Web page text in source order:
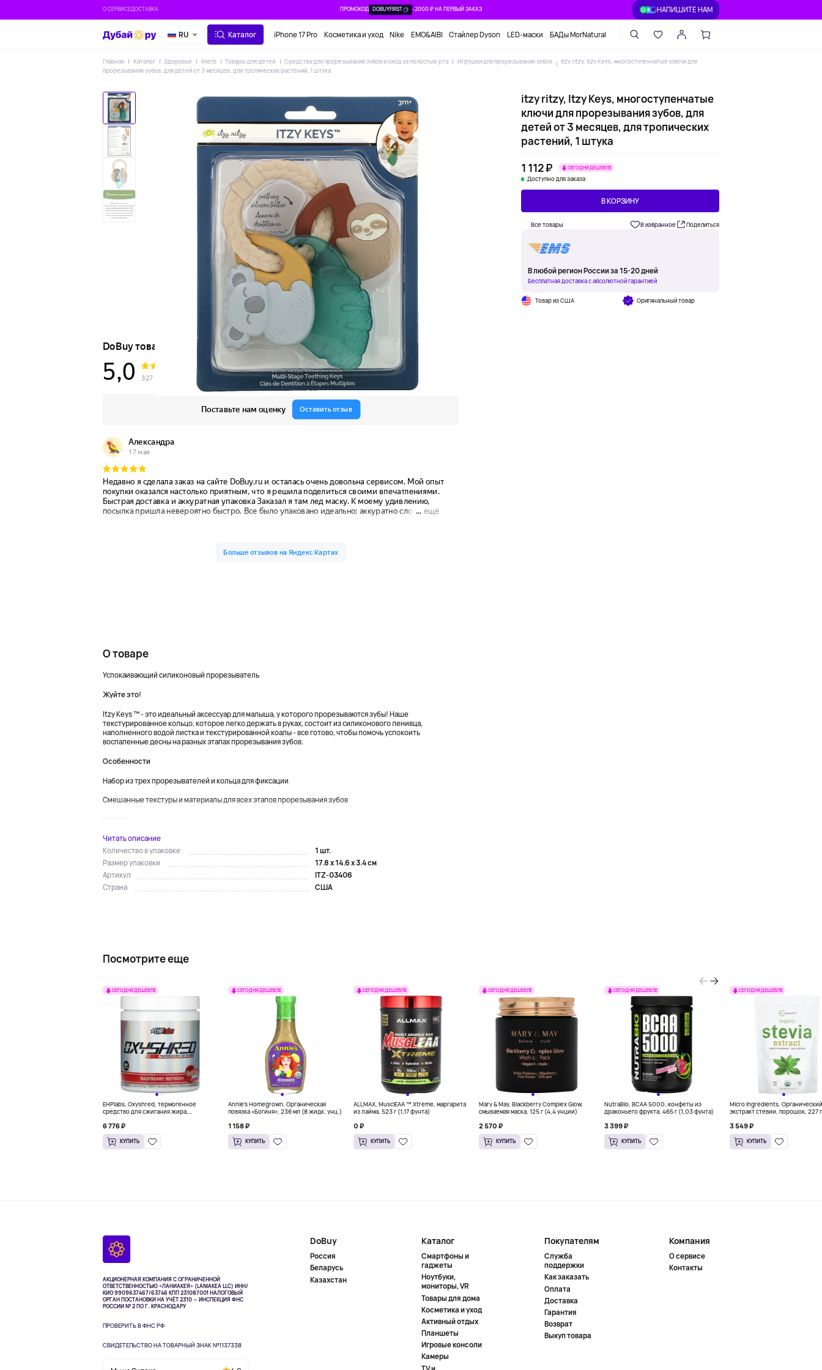
О СЕРВИСЕДОСТАВКА ПРОМОКОД DOBUYFIRST -2000 ₽ НА ПЕРВЫЙ ЗАКАЗ НАПИШИТЕ НАМ
RU Каталог iPhone 17 Pro Косметика и уход Nike EMO&AIBI Стайлер Dyson LED-маски БАДы MorNatural
Главная Каталог Здоровье IHerb Товары для детей Средства для прорезывания зубов и уход за полостью рта Игрушки для прорезывания зубов
itzy ritzy, Itzy Keys, многоступенчатые ключи для
прорезывания зубов, для детей от 3 месяцев, для тропических растений, 1 штука
itzy ritzy, Itzy Keys, многоступенчатые
ключи для прорезывания зубов, для
детей от 3 месяцев, для тропических
растений, 1 штука
1 112 ₽
СЕГОДНЯ ДЕШЕВЛЕ
Доступно для заказа
В КОРЗИНУ
Все товары В избранное Поделиться
В любой регион России за 15-20 дней
Бесплатная доставка с абсолютной гарантией
Товар из США Оригинальный товар
О товаре
Успокаивающий силиконовый прорезыватель
Жуйте это!
Itzy Keys ™ - это идеальный аксессуар для малыша, у которого прорезываются зубы! Наше
текстурированное кольцо, которое легко держать в руках, состоит из силиконового ленивца,
наполненного водой листка и текстурированной коалы - все готово, чтобы помочь успокоить
воспаленные десны на разных этапах прорезывания зубов.
Особенности
Набор из трех прорезывателей и кольца для фиксации
Смешанные текстуры и материалы для всех этапов прорезывания зубов
Храните ...
Читать описание
Количество в упаковке
1 шт.
Размер упаковки
17.8 x 14.6 x 3.4 см
Артикул
ITZ-03406
Страна
США
Посмотрите еще
СЕГОДНЯ ДЕШЕВЛЕ
EHPlabs, Oxyshred, термогенное
средство для сжигания жира,
унции)
6 776 ₽
КУПИТЬ
СЕГОДНЯ ДЕШЕВЛЕ
Annie's Homegrown, Органическая
повязка «Богиня», 236 мл (8 жидк. унц.)
1 158 ₽
КУПИТЬ
СЕГОДНЯ ДЕШЕВЛЕ
ALLMAX, MusclEAA ™ Xtreme, маргарита
из лайма, 523 г (1,17 фунта)
0 ₽
КУПИТЬ
СЕГОДНЯ ДЕШЕВЛЕ
Mary & May, Blackberry Complex Glow,
смываемая маска, 125 г (4,4 унции)
2 570 ₽
КУПИТЬ
СЕГОДНЯ ДЕШЕВЛЕ
NutraBio, BCAA 5000, конфеты из
драконьего фрукта, 465 г (1,03 фунта)
3 399 ₽
КУПИТЬ
СЕГОДНЯ ДЕШЕВЛЕ
Micro Ingredients, Органический
экстракт стевии, порошок, 227
3 549 ₽
КУПИТЬ
АКЦИОНЕРНАЯ КОМПАНИЯ С ОГРАНИЧЕННОЙ
ОТВЕТСТВЕННОСТЬЮ «ЛАНИАКЕЯ» (LANIAKEA LLC) ИНН/
КИО 9909637467/63746 КПП 231087001НАЛОГОВЫЙ
ОРГАН ПОСТАНОВКИ НА УЧЁТ 2310 — ИНСПЕКЦИЯ ФНС
РОССИИ № 2 ПО Г. КРАСНОДАРУ
ПРОВЕРИТЬ В ФНС РФ
СВИДЕТЕЛЬСТВО НА ТОВАРНЫЙ ЗНАК №1137338
DoBuy
Россия
Беларусь
Казахстан
Каталог
Смартфоны и
гаджеты
Ноутбуки,
мониторы, VR
Товары для дома
Косметика и уход
Активный отдых
Планшеты
Игровые консоли
Камеры
Покупателям
Служба
поддержки
Как заказать
Оплата
Доставка
Гарантия
Возврат
Выкуп товара
Компания
О сервисе
Контакты